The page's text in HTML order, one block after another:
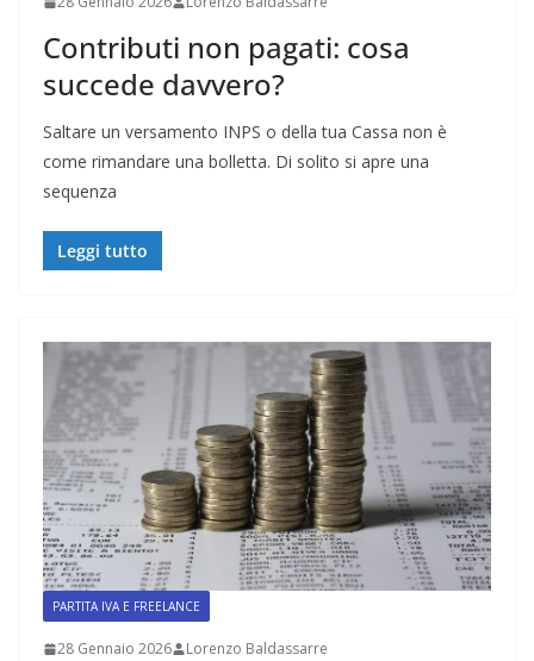
Contributi non pagati: cosa
succede davvero?
Saltare un versamento INPS o della tua Cassa non è
come rimandare una bolletta. Di solito si apre una
sequenza
Leggi tutto
PARTITA IVA E FREELANCE
28 Gennaio 2026 Lorenzo Baldassarre